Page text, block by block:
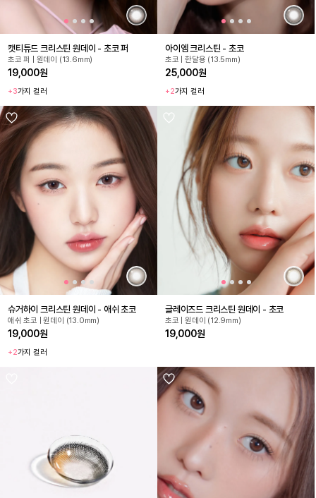
캣티튜드 크리스틴 원데이 - 초코 퍼
초코 퍼 | 원데이 (13.6mm)
19,000원
+3가지 컬러
아이엠 크리스틴 - 초코
초코 | 한달용 (13.5mm)
25,000원
+2가지 컬러
슈거하이 크리스틴 원데이 - 애쉬 초코
애쉬 초코 | 원데이 (13.0mm)
19,000원
+2가지 컬러
글레이즈드 크리스틴 원데이 - 초코
초코 | 원데이 (12.9mm)
19,000원